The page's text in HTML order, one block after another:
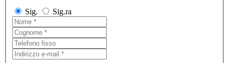
Sig. Sig.ra